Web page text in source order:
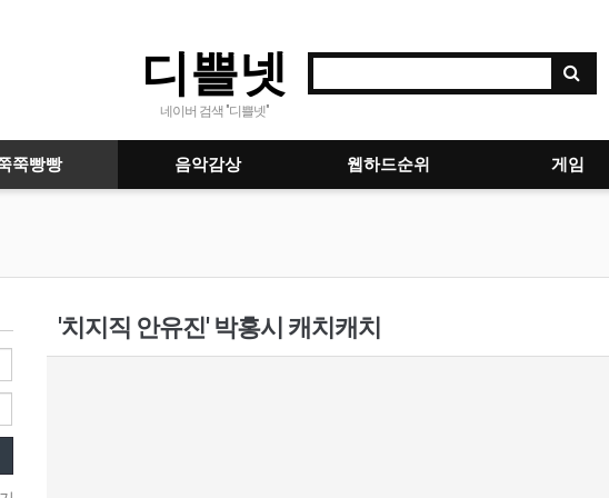
디쁠넷
네이버 검색 "디쁠넷"
쭉빵빵 음악감상 웹하드순위 게임
'치지직 안유진' 박홍시 캐치캐치